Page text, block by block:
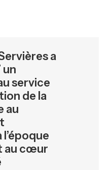
a
un
service
de la
au
au cœur